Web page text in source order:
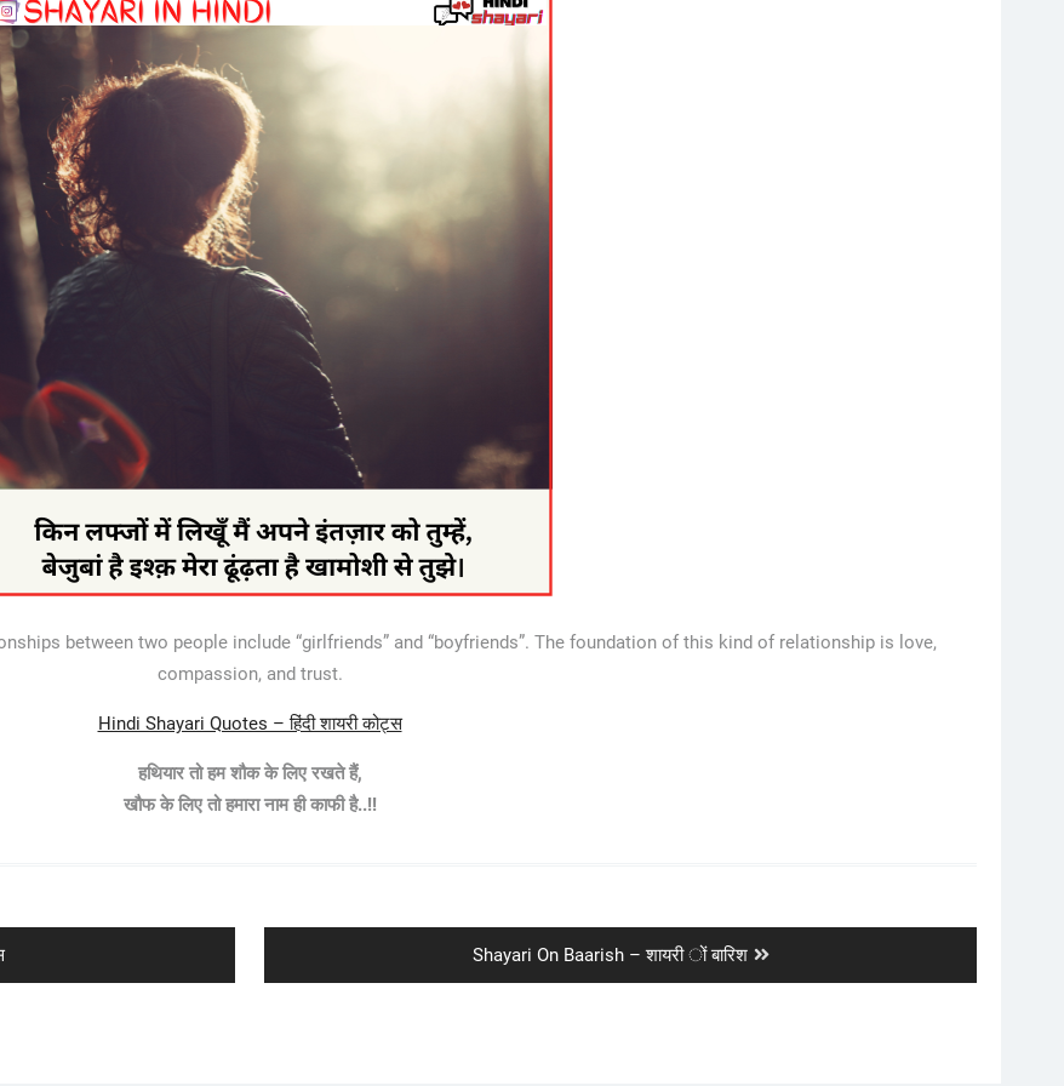
between two people include “girlfriends” and “boyfriends”. The foundation of this kind of relationship is love,
compassion, and trust.
Hindi Shayari Quotes – हिंदी शायरी कोट्स
हथियार तो हम शौक के लिए रखते हैं,
खौफ के लिए तो हमारा नाम ही काफी है..!!
Next
post:
Shayari On Baarish – शायरी ों बारिश